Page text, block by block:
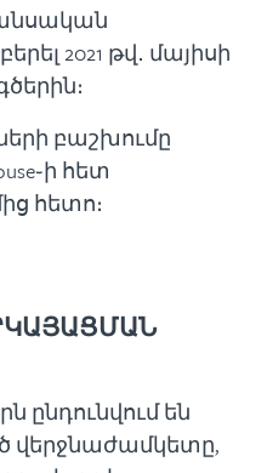
2021 թվ․ մայիսի
բաշխումը
հետ
հետո։
ընդունվում են
վերջնաժամկետը,